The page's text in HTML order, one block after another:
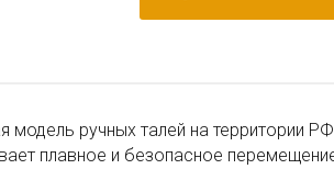
модель ручных талей на территории
плавное и безопасное